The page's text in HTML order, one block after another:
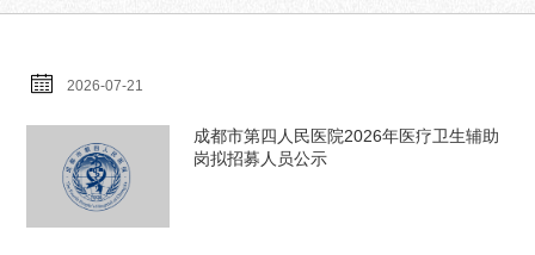
2026-07-21
成都市第四人民医院2026年医疗卫生辅助
岗拟招募人员公示